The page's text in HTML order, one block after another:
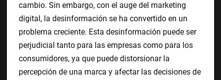
cambio. Sin embargo, con el auge del marketing
digital, la desinformación se ha convertido en un
problema creciente. Esta desinformación puede ser
perjudicial tanto para las empresas como para los
consumidores, ya que puede distorsionar la
percepción de una marca y afectar las decisiones de